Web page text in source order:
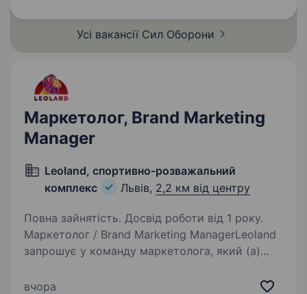
на сильний контент, системно розвивати
соцмережі та будувати активну спільноту…
Усі вакансії Сил Оборони
Маркетолог, Brand Marketing
Manager
Leoland, спортивно-розважальний
комплекс
Львів, 2,2 км від центру
Повна зайнятість. Досвід роботи від 1 року.
Маркетолог / Brand Marketing ManagerLeoland
запрошує у команду маркетолога, який (а)
допоможе реалізовувати сильні маркетингові
вчора